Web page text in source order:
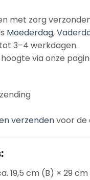
met zorg
Moederdag,
3–4 werkdagen.
via onze
verzendenvoor de
19,5 cm (B) × 29